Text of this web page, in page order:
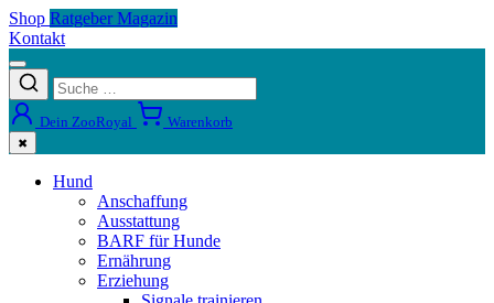
Shop Ratgeber Magazin
Kontakt
Dein ZooRoyal Warenkorb
✖
Hund
Anschaffung
Ausstattung
BARF für Hunde
Ernährung
Erziehung